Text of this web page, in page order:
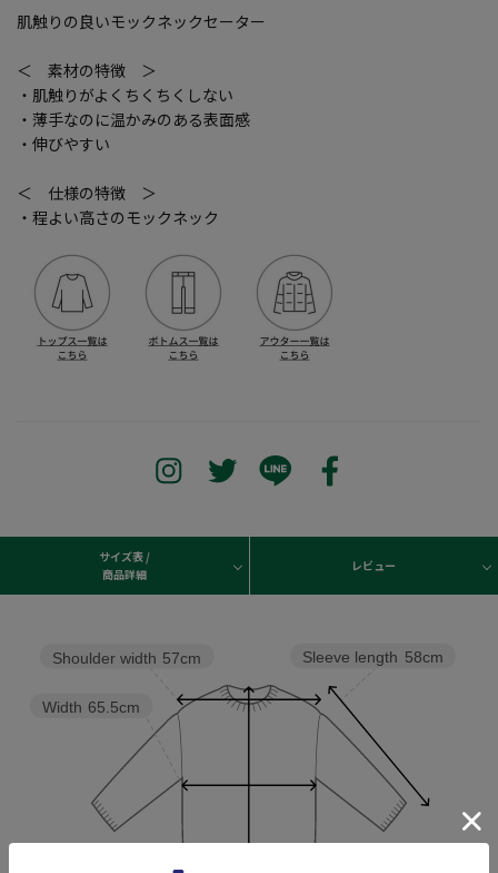
肌触りの良いモックネックセーター
＜ 素材の特徴 ＞
・肌触りがよくちくちくしない
・薄手なのに温かみのある表面感
・伸びやすい
＜ 仕様の特徴 ＞
・程よい高さのモックネック
サイズ表 /
商品詳細
レビュー
Sleeve length 58cm
Width 65.5cm
Shoulder width 57cm